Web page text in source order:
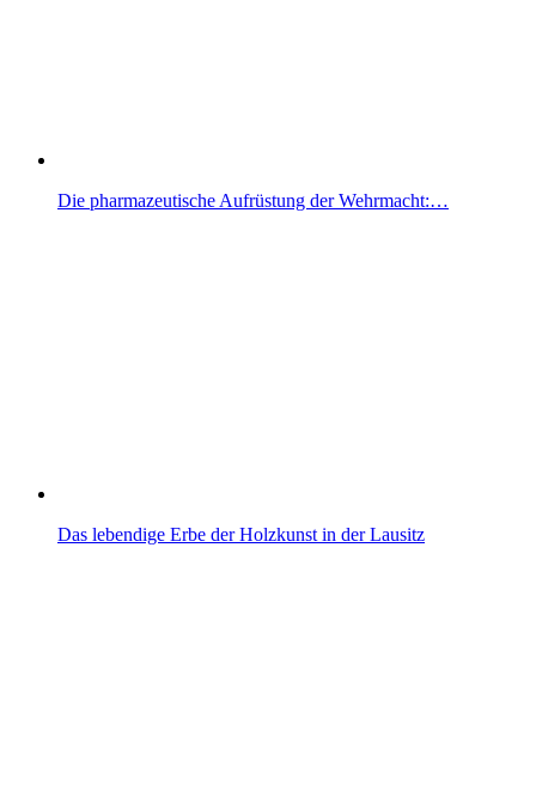
Die pharmazeutische Aufrüstung der Wehrmacht:…
Das lebendige Erbe der Holzkunst in der Lausitz